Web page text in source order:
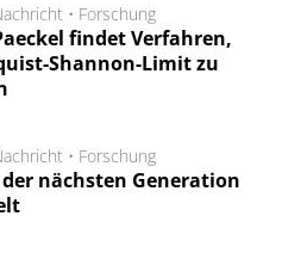
• Forschung
findet Verfahren,
Shannon-Limit zu
• Forschung
nächsten Generation